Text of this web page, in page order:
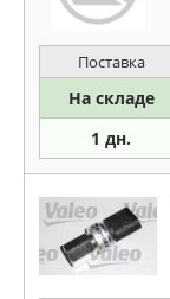
Поставка
На складе
1 дн.